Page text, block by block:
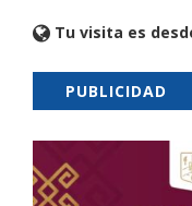
Tu visita es
PUBLICIDAD